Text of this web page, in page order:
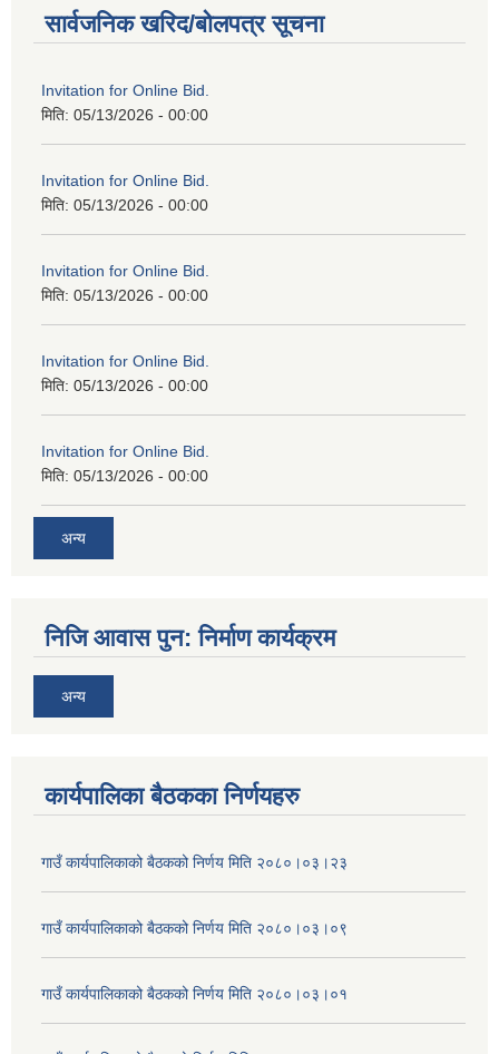
सार्वजनिक खरिद/बोलपत्र सूचना
Invitation for Online Bid.
मिति: 05/13/2026 - 00:00
Invitation for Online Bid.
मिति: 05/13/2026 - 00:00
Invitation for Online Bid.
मिति: 05/13/2026 - 00:00
Invitation for Online Bid.
मिति: 05/13/2026 - 00:00
Invitation for Online Bid.
मिति: 05/13/2026 - 00:00
अन्य
निजि आवास पुन: निर्माण कार्यक्रम
अन्य
कार्यपालिका बैठकका निर्णयहरु
गाउँ कार्यपालिकाको बैठकको निर्णय मिति २०८०।०३।२३
गाउँ कार्यपालिकाको बैठकको निर्णय मिति २०८०।०३।०९
गाउँ कार्यपालिकाको बैठकको निर्णय मिति २०८०।०३।०१